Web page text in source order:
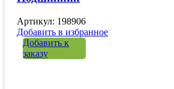
Артикул: 198906
Добавить в избранное
Добавить к
заказу